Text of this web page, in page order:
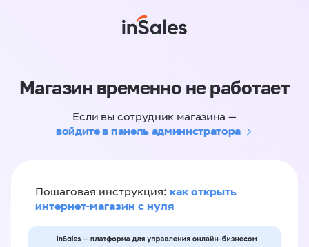
Магазин временно не работает
Если вы сотрудник магазина —
войдите в панель администратора
Пошаговая инструкция: как открыть
интернет-магазин с нуля